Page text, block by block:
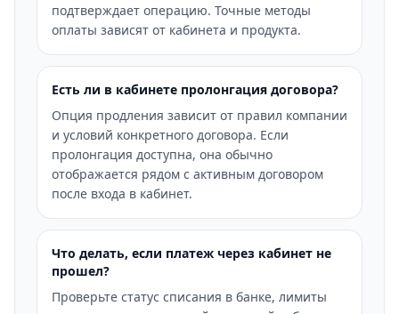
подтверждает операцию. Точные методы
оплаты зависят от кабинета и продукта.
Есть ли в кабинете пролонгация договора?
Опция продления зависит от правил компании
и условий конкретного договора. Если
пролонгация доступна, она обычно
отображается рядом с активным договором
после входа в кабинет.
Что делать, если платеж через кабинет не
прошел?
Проверьте статус списания в банке, лимиты